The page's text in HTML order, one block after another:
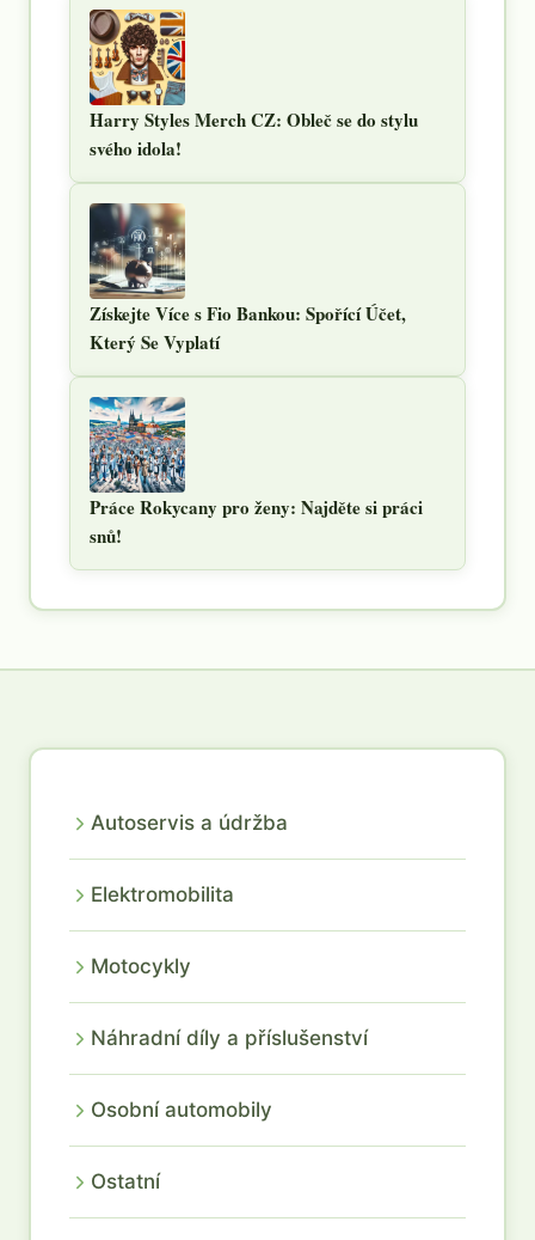
Harry Styles Merch CZ: Obleč se do stylu
svého idola!
Získejte Více s Fio Bankou: Spořící Účet,
Který Se Vyplatí
Práce Rokycany pro ženy: Najděte si práci
snů!
Autoservis a údržba
Elektromobilita
Motocykly
Náhradní díly a příslušenství
Osobní automobily
Ostatní